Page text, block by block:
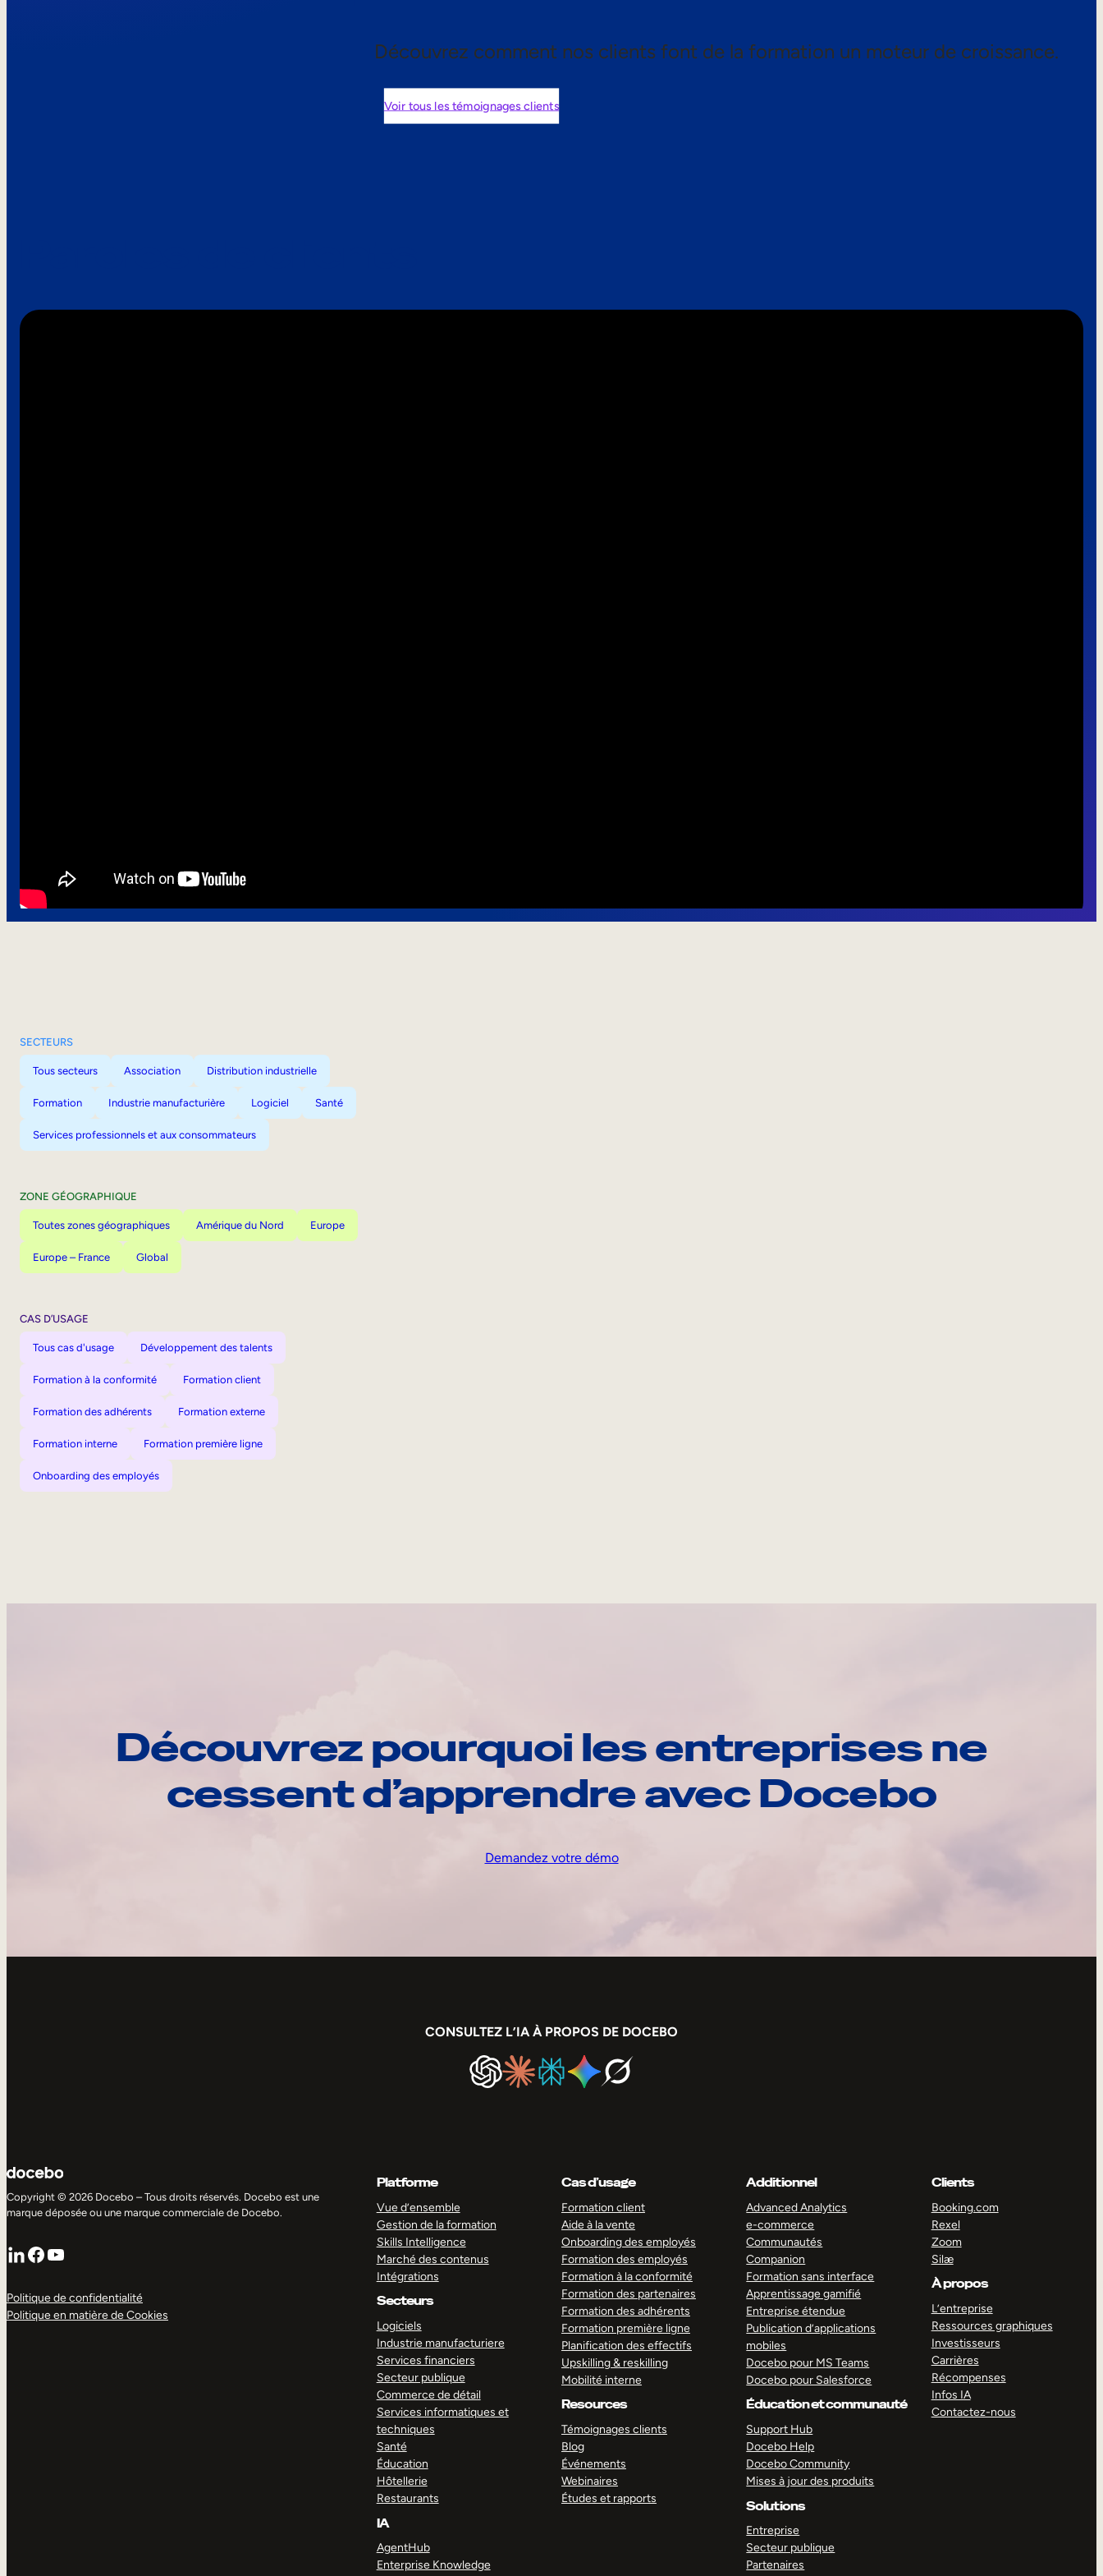
Découvrez comment nos clients font de la formation un moteur de croissance.
Voir tous les témoignages clients
SECTEURS
Tous secteurs Association Distribution industrielle
Formation Industrie manufacturière Logiciel Santé
Services professionnels et aux consommateurs
ZONE GÉOGRAPHIQUE
Toutes zones géographiques Amérique du Nord Europe
Europe – France Global
CAS D’USAGE
Tous cas d'usage Développement des talents
Formation à la conformité Formation client
Formation des adhérents Formation externe
Formation interne Formation première ligne
Onboarding des employés
Découvrez pourquoi les entreprises ne
cessent d’apprendre avec Docebo
Demandez votre démo
CONSULTEZ L’IA À PROPOS DE DOCEBO
Copyright © 2026 Docebo – Tous droits réservés. Docebo est une
marque déposée ou une marque commerciale de Docebo.
LinkedIn
Facebook
YouTube
Politique de confidentialité
Politique en matière de Cookies
Platforme
Vue d’ensemble
Gestion de la formation
Skills Intelligence
Marché des contenus
Intégrations
Secteurs
Logiciels
Industrie manufacturiere
Services financiers
Secteur publique
Commerce de détail
Services informatiques et
techniques
Santé
Éducation
Hôtellerie
Restaurants
IA
AgentHub
Enterprise Knowledge
Cas d’usage
Formation client
Aide à la vente
Onboarding des employés
Formation des employés
Formation à la conformité
Formation des partenaires
Formation des adhérents
Formation première ligne
Planification des effectifs
Upskilling & reskilling
Mobilité interne
Resources
Témoignages clients
Blog
Événements
Webinaires
Études et rapports
Additionnel
Advanced Analytics
e-commerce
Communautés
Companion
Formation sans interface
Apprentissage gamifié
Entreprise étendue
Publication d’applications
mobiles
Docebo pour MS Teams
Docebo pour Salesforce
Éducation et communauté
Support Hub
Docebo Help
Docebo Community
Mises à jour des produits
Solutions
Entreprise
Secteur publique
Partenaires
Clients
Booking.com
Rexel
Zoom
Silæ
À propos
L’entreprise
Ressources graphiques
Investisseurs
Carrières
Récompenses
Infos IA
Contactez-nous